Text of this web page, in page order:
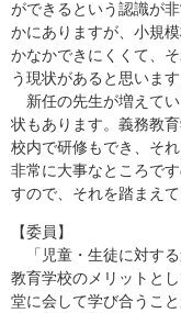
ができるという認識が
かにありますが、小規
かなかできにくくて、
う現状があると思います
新任の先生が増えて
状もあります。義務教
校内で研修もでき、そ
非常に大事なところで
すので、それを踏まえ
【委員】
「児童・生徒に対す
教育学校のメリットと
堂に会して学び合うこ